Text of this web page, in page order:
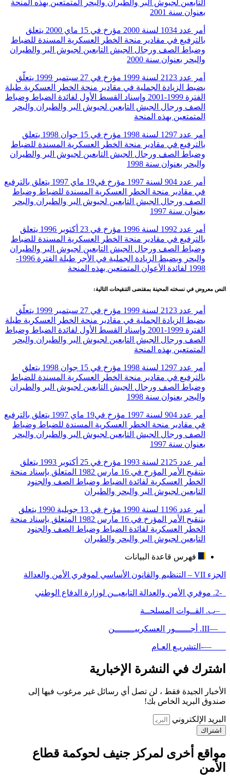
التابعين لجيوش البر والطيران والبحر المتمتعين بهذه المنحة
بعنوان سنة 2001
أمر عدد 1034 لسنة 2000 مؤرخ في 15 ماي 2000 يتعلق
بالترفيع في مقادير منحة الخطر العسكرية المسندة للضباط
وضباط الصف ورجال الجيش التابعين لجيوش البر والطيران
والبحر بعنوان سنة 2000
أمر عدد 2123 لسنة 1999 مؤرخ في 27 سبتمبر 1999 يتعلّق
بضبط الزيادة الجملية في مقادير منحة الخطر العسكرية طيلة
الفترة 1999-2001 وإسناد القسط الأول لفائدة الضباط وضباط
الصف ورجال الجيش التابعين لجيوش البر والطيران والبحر
المتمتعين بهذه المنحة
أمر عدد 1297 لسنة 1998 مؤرخ في 15 جوان 1998 يتعلق
بالترفيع في مقادير منحة الخطر العسكرية المسندة للضباط
وضباط الصف ورجال الجيش التابعين لجيوش البر والطيران
والبحر بعنوان سنة 1998
أمر عدد 904 لسنة 1997 مؤرخ في19 ماي 1997 يتعلق بالترفيع
في مقادير منحة الخطر العسكرية المسندة للضباط وضباط
الصف ورجال الجيش التابعين لجيوش البر والطيران والبحر
بعنوان سنة 1997
أمر عدد 1992 لسنة 1996 مؤرخ في 23 أكتوبر 1996 يتعلق
بالترفيع في مقادير منحة الخطر العسكرية المسندة للضباط
وضباط الصف ورجال الجيش التابعين لجيوش البر والطيران
والبحر وبضبط الزيادة الجملية في الأجر طيلة الفترة 1996-
1998 لفائدة الأعوان المتمتعين بهذه المنحة
النص معروض في نسخته المحينة بمقتضى التنقيحات التالية:
أمر عدد 2123 لسنة 1999 مؤرخ في 27 سبتمبر 1999 يتعلّق
بضبط الزيادة الجملية في مقادير منحة الخطر العسكرية طيلة
الفترة 1999-2001 وإسناد القسط الأول لفائدة الضباط وضباط
الصف ورجال الجيش التابعين لجيوش البر والطيران والبحر
المتمتعين بهذه المنحة
أمر عدد 1297 لسنة 1998 مؤرخ في 15 جوان 1998 يتعلق
بالترفيع في مقادير منحة الخطر العسكرية المسندة للضباط
وضباط الصف ورجال الجيش التابعين لجيوش البر والطيران
والبحر بعنوان سنة 1998
أمر عدد 904 لسنة 1997 مؤرخ في19 ماي 1997 يتعلق بالترفيع
في مقادير منحة الخطر العسكرية المسندة للضباط وضباط
الصف ورجال الجيش التابعين لجيوش البر والطيران والبحر
بعنوان سنة 1997
أمر عدد 2125 لسنة 1993 مؤرخ في 25 أكتوبر 1993 يتعلق
بتنقيح الأمر المؤرخ في 16 مارس 1982 المتعلق بإسناد منحة
الخطر العسكرية لفائدة الضباط وضباط الصف والجنود
التابعين لجيوش البر والبحر والطيران
أمر عدد 1196 لسنة 1990 مؤرخ في 13 جويلية 1990 يتعلق
بتنقيح الأمر المؤرخ في 16 مارس 1982 المتعلق بإسناد منحة
الخطر العسكرية لفائدة الضباط وضباط الصف والجنود
التابعين لجيوش البر والبحر والطيران
فهرس قاعدة البيانات
الجزء VII – التنظيم والقانون الأساسي لموفري الأمن والعدالة
-2. موفري الأمن والعدالة التابعيــن لوزارة الدفاع الوطني
–ب. القــوات المسلحــة
—III. أجــــــور العسكرييــــــــن
—-التشريـع العـام
اشترك في النشرة الإخبارية
الأخبار الجيدة فقط ، لن تصل أي رسائل غير مرغوب فيها إلى
صندوق البريد الخاص بك!
البريد الإلكتروني
اشتراك
مواقع أخرى لمركز جنيف لحوكمة قطاع
الأمن